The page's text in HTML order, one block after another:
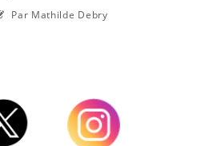
Par Mathilde Debry